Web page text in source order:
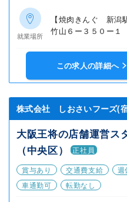
就業場所
【焼肉きんぐ 新潟
竹山６ー３５０ー
この求人の詳細へ
株式会社 しおさいフーズ(
大阪王将の店舗運営
（中央区）
正社員
賞与あり
交通費支給 週
車通勤可
転勤なし